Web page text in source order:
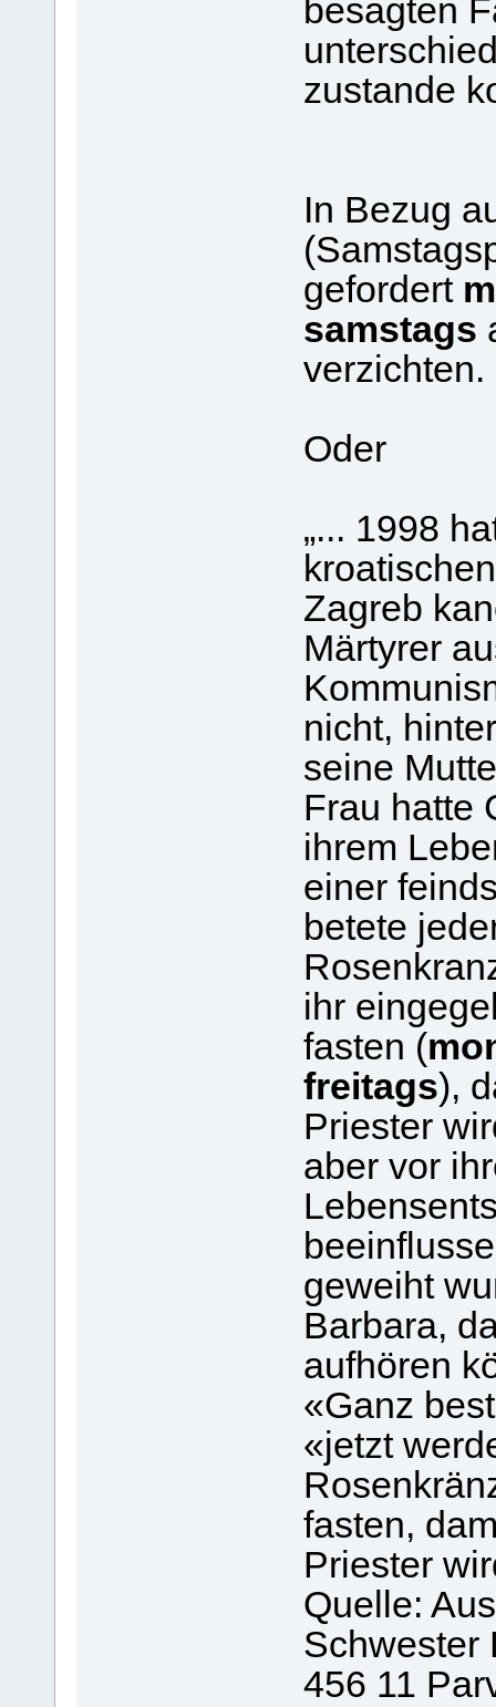
besagten
zustande
In Bezug
gefordert
samstags
verzichten.
Oder
„... 1998
Zagreb
Märtyrer
nicht,
seine
Frau hatte
ihrem
einer
betete
ihr
fasten (
freitags),
Priester
aber vor
geweiht
Barbara,
aufhören
«Ganz
«jetzt
fasten,
Priester
Quelle:
Schwester
456 11